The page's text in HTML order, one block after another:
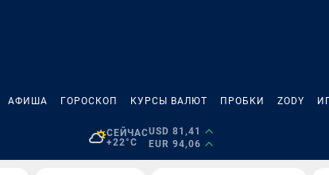
АФИША ГОРОСКОП КУРСЫ ВАЛЮТ ПРОБКИ ZODY
СЕЙЧАС
+22°C
USD 81,41
EUR 94,06